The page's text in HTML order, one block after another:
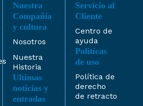
Nuestra
Compañía
y cultura
Nosotros
Nuestra
Historia
Ultimas
noticias y
entradas
Servicio al
Cliente
Centro de
ayuda
Politicas
de uso
Política de
derecho
de retracto